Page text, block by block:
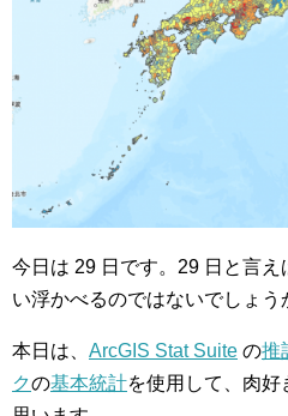
今日は 29 日です。29 日と言
い浮かべるのではないでしょう
本日は、 ArcGIS Stat Suite の推
クの基本統計を使用して、肉好